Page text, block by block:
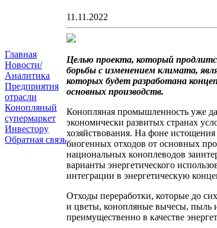
Главная
Новости/
Аналитика
Предприятия
отрасли
Конопляный
супермаркет
Инвестору
Обратная связь
11.11.2022
Целью проекта, который
борьбы с изменением климата,
которых будет разработана
основных производств.
Конопляная промышленность уже
экономически развитых странах
хозяйствования. На фоне
биогенных отходов от основных
национальных коноплеводов
варианты энергетического
интеграции в энергетическую
Отходы переработки, которые до
и цветы, конопляные вычесы, пыль
преимущественно в качестве